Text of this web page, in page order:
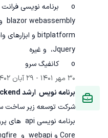
o	کانفیگ سرو
30 مهر 1401
- 29 آبان 1402
برنامه نویس  ارشد Backend
شرکت توسعه زیر ساخت